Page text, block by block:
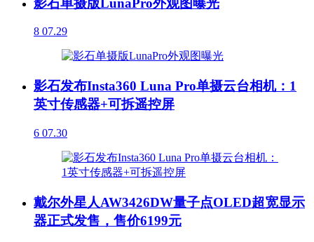
8 07.29
影石发布Insta360 Luna Pro单摄云台相机：1
英寸传感器+可拆遥控屏
6 07.30
戴尔外星人AW3426DW量子点OLED超宽显示
器正式发售，售价6199元